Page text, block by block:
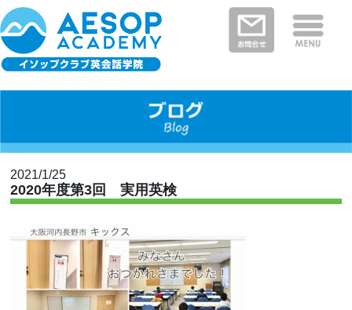
イソップクラブの特徴
クラスと料金
教室を探す
河内長野・南河内郡エリア
新着情報
2021/1/25
2020年度第3回 実用英検